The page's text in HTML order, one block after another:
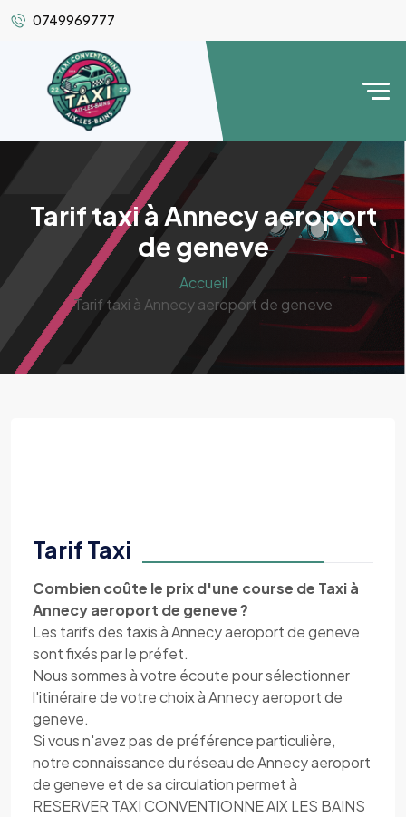
0749969777
Tarif taxi à Annecy aeroport
de geneve
Accueil
Tarif taxi à Annecy aeroport de geneve
Tarif Taxi
Combien coûte le prix d'une course de Taxi à
Annecy aeroport de geneve ?
Les tarifs des taxis à Annecy aeroport de geneve
sont fixés par le préfet.
Nous sommes à votre écoute pour sélectionner
l'itinéraire de votre choix à Annecy aeroport de
geneve.
Si vous n'avez pas de préférence particulière,
notre connaissance du réseau de Annecy aeroport
de geneve et de sa circulation permet à
RESERVER TAXI CONVENTIONNE AIX LES BAINS